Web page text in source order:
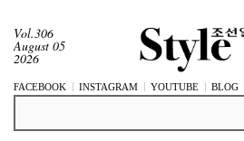
Vol.306
August 05
2026
FACEBOOK INSTAGRAM YOUTUBE BLOG